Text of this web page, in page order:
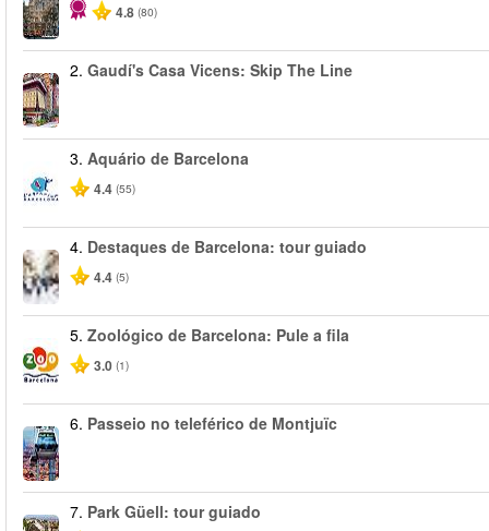
4.8 (80)
2. Gaudí's Casa Vicens: Skip The Line
3. Aquário de Barcelona
4.4 (55)
4. Destaques de Barcelona: tour guiado
4.4 (5)
5. Zoológico de Barcelona: Pule a fila
3.0 (1)
6. Passeio no teleférico de Montjuïc
7. Park Güell: tour guiado